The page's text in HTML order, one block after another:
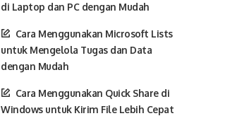
di Laptop dan PC dengan Mudah
Cara Menggunakan Microsoft Lists
untuk Mengelola Tugas dan Data
dengan Mudah
Cara Menggunakan Quick Share di
Windows untuk Kirim File Lebih Cepat